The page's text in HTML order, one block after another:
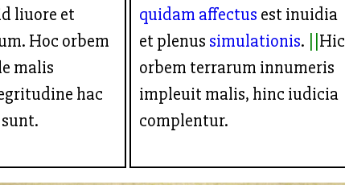
liuore et
Hoc orbem
malis
hac
quidam affectus est inuidia
et plenus simulationis.
Hic
orbem terrarum innumeris
impleuit malis, hinc iudicia
complentur.